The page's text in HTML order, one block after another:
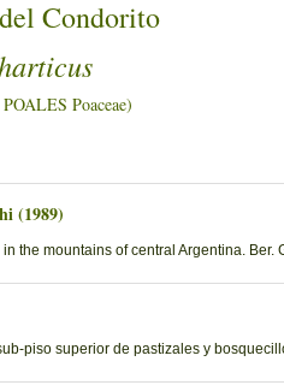
Condorito
Poaceae)
(1989)
the mountains of central Argentina. Ber.
piso superior de pastizales y